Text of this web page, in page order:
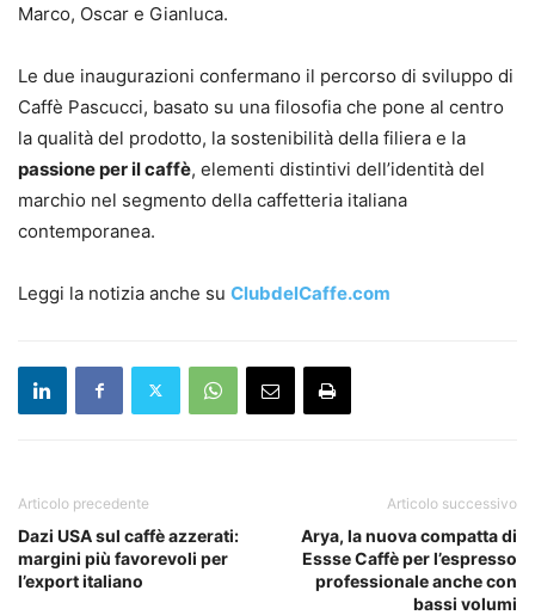
Marco, Oscar e Gianluca.
Le due inaugurazioni confermano il percorso di sviluppo di
Caffè Pascucci, basato su una filosofia che pone al centro
la qualità del prodotto, la sostenibilità della filiera e la
passione per il caffè, elementi distintivi dell’identità del
marchio nel segmento della caffetteria italiana
contemporanea.
Leggi la notizia anche su ClubdelCaffe.com
Articolo precedente
Dazi USA sul caffè azzerati:
margini più favorevoli per
l’export italiano
Articolo successivo
Arya, la nuova compatta di
Essse Caffè per l’espresso
professionale anche con
bassi volumi